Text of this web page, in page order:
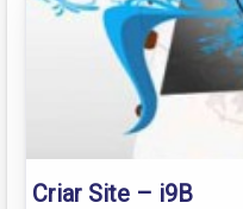
Criar Site – i9B